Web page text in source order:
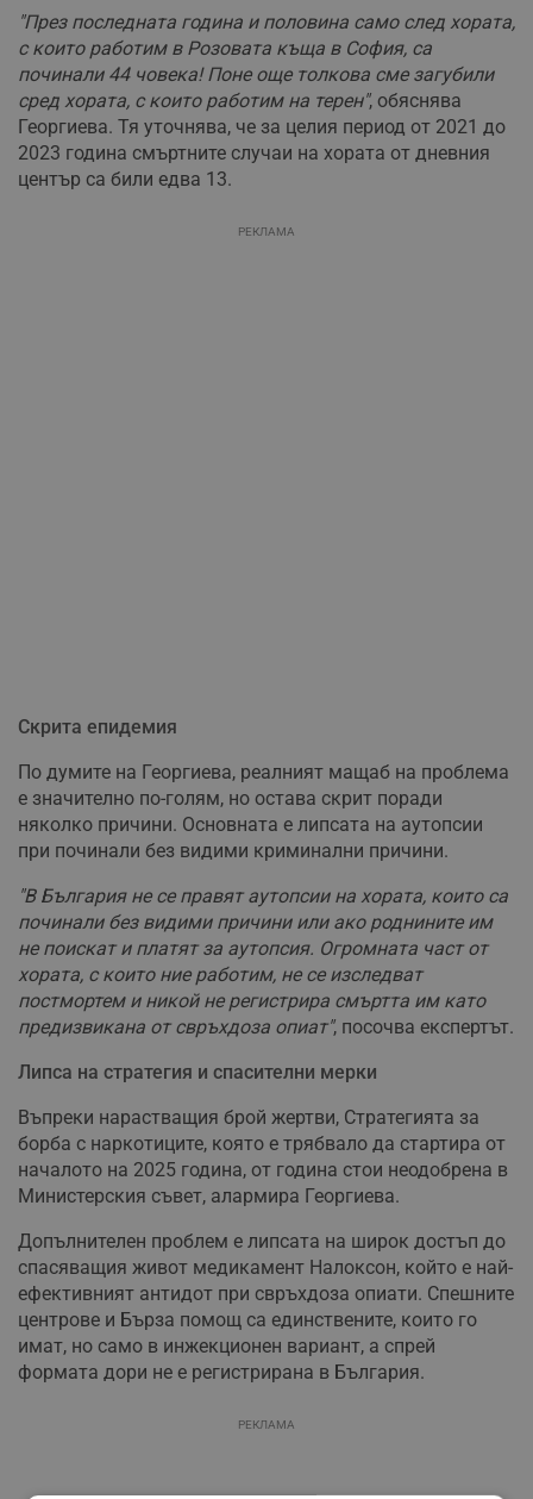
"През последната година и половина само след хората,
с които работим в Розовата къща в София, са
починали 44 човека! Поне още толкова сме загубили
сред хората, с които работим на терен", обяснява
Георгиева. Тя уточнява, че за целия период от 2021 до
2023 година смъртните случаи на хората от дневния
център са били едва 13.
РЕКЛАМА
Скрита епидемия
По думите на Георгиева, реалният мащаб на проблема
е значително по-голям, но остава скрит поради
няколко причини. Основната е липсата на аутопсии
при починали без видими криминални причини.
"В България не се правят аутопсии на хората, които са
починали без видими причини или ако роднините им
не поискат и платят за аутопсия. Огромната част от
хората, с които ние работим, не се изследват
постмортем и никой не регистрира смъртта им като
предизвикана от свръхдоза опиат", посочва експертът.
Липса на стратегия и спасителни мерки
Въпреки нарастващия брой жертви, Стратегията за
борба с наркотиците, която е трябвало да стартира от
началото на 2025 година, от година стои неодобрена в
Министерския съвет, алармира Георгиева.
Допълнителен проблем е липсата на широк достъп до
спасяващия живот медикамент Налоксон, който е най-
ефективният антидот при свръхдоза опиати. Спешните
центрове и Бърза помощ са единствените, които го
имат, но само в инжекционен вариант, а спрей
формата дори не е регистрирана в България.
РЕКЛАМА